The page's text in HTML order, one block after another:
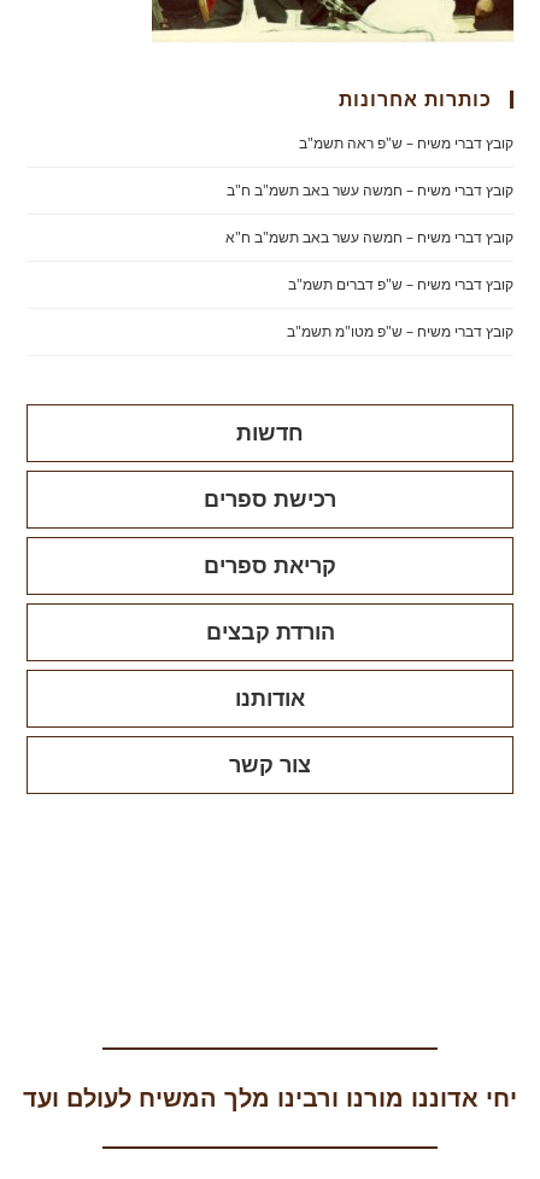
כותרות אחרונות
קובץ דברי משיח – ש"פ ראה תשמ"ב
קובץ דברי משיח – חמשה עשר באב תשמ"ב ח"ב
קובץ דברי משיח – חמשה עשר באב תשמ"ב ח"א
קובץ דברי משיח – ש"פ דברים תשמ"ב
קובץ דברי משיח – ש"פ מטו"מ תשמ"ב
חדשות
רכישת ספרים
קריאת ספרים
הורדת קבצים
אודותנו
צור קשר
יחי אדוננו מורנו ורבינו מלך המשיח לעולם ועד